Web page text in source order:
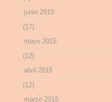
junio 2015
(17)
mayo 2015
(12)
abril 2015
(12)
marzo 2015